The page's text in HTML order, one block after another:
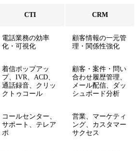
CTI CRM
電話業務の効率
化・可視化
顧客情報の一元管
理・関係性強化
着信ポップアッ
プ、IVR、ACD、
通話録音、クリッ
クトゥコール
顧客・案件・問い
合わせ履歴管理、
メール配信、ダッ
シュボード分析
コールセンター、
サポート、テレア
ポ
営業、マーケティ
ング、カスタマー
サクセス